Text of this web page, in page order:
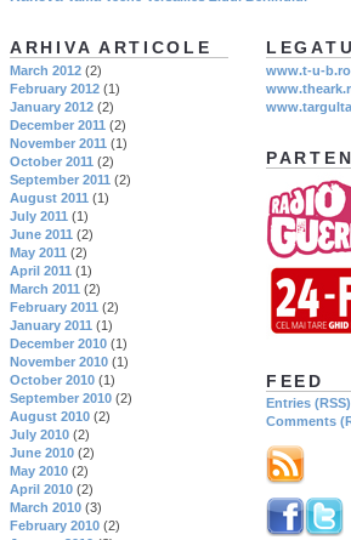
www.t-u-b.ro
FEED
Entries (RSS)
Comments
ARHIVA ARTICOLE
March 2012 (2)
February 2012 (1)
January 2012 (2)
December 2011 (2)
November 2011 (1)
October 2011 (2)
September 2011 (2)
August 2011 (1)
July 2011 (1)
June 2011 (2)
May 2011 (2)
April 2011 (1)
March 2011 (2)
February 2011 (2)
January 2011 (1)
December 2010 (1)
November 2010 (1)
October 2010 (1)
September 2010 (2)
August 2010 (2)
July 2010 (2)
June 2010 (2)
May 2010 (2)
April 2010 (2)
March 2010 (3)
February 2010 (2)